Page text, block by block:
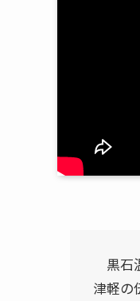
黒石
津軽の